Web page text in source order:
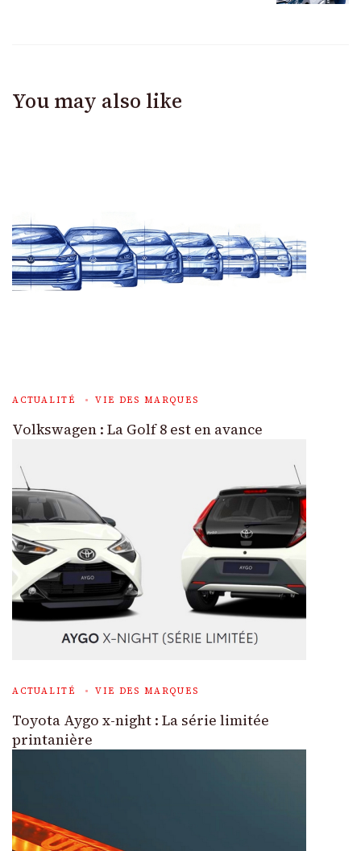
You may also like
ACTUALITÉ VIE DES MARQUES
Volkswagen : La Golf 8 est en avance
ACTUALITÉ VIE DES MARQUES
Toyota Aygo x-night : La série limitée
printanière